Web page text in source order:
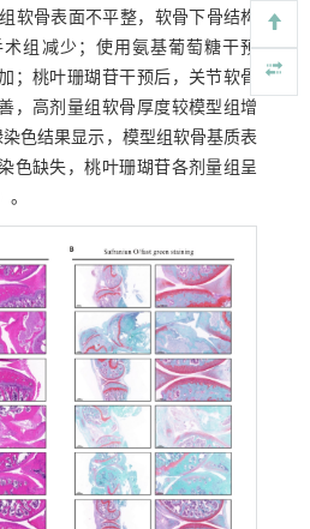
软骨表面不平整，软骨下骨结构
组减少；使用氨基葡萄糖干预
；桃叶珊瑚苷干预后，关节软骨
，高剂量组软骨厚度较模型组增
色结果显示，模型组软骨基质表
色缺失，桃叶珊瑚苷各剂量组呈
。